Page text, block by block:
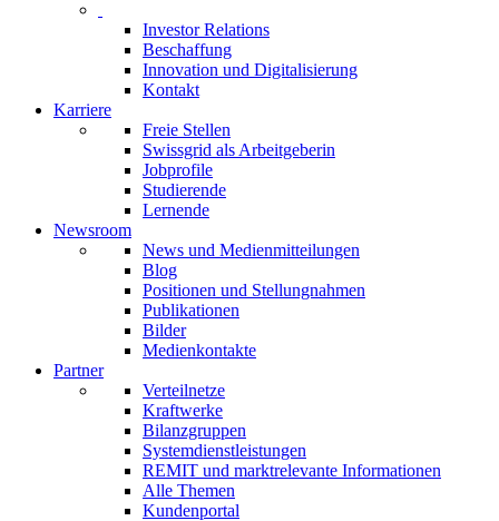
Investor Relations
Beschaffung
Innovation und Digitalisierung
Kontakt
Karriere
Freie Stellen
Swissgrid als Arbeitgeberin
Jobprofile
Studierende
Lernende
Newsroom
News und Medienmitteilungen
Blog
Positionen und Stellungnahmen
Publikationen
Bilder
Medienkontakte
Partner
Verteilnetze
Kraftwerke
Bilanzgruppen
Systemdienstleistungen
REMIT und marktrelevante Informationen
Alle Themen
Kundenportal